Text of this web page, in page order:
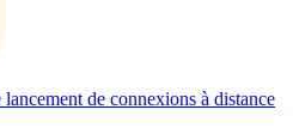
de connexions à distance